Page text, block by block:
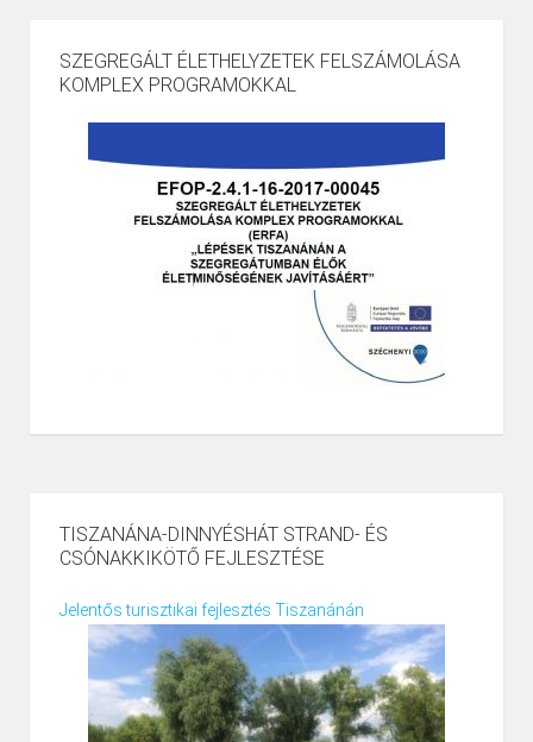
SZEGREGÁLT ÉLETHELYZETEK FELSZÁMOLÁSA
KOMPLEX PROGRAMOKKAL
TISZANÁNA-DINNYÉSHÁT STRAND- ÉS
CSÓNAKKIKÖTŐ FEJLESZTÉSE
Jelentős turisztikai fejlesztés Tiszanánán